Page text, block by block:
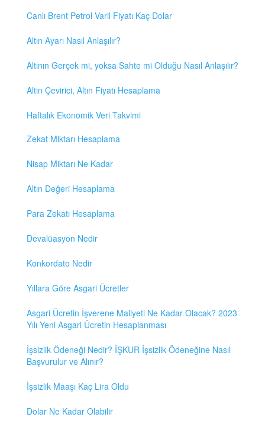
Canlı Brent Petrol Varil Fiyatı Kaç Dolar
Altın Ayarı Nasıl Anlaşılır?
Altının Gerçek mi, yoksa Sahte mi Olduğu Nasıl Anlaşılır?
Altın Çevirici, Altın Fiyatı Hesaplama
Haftalık Ekonomik Veri Takvimi
Zekat Miktarı Hesaplama
Nisap Miktarı Ne Kadar
Altın Değeri Hesaplama
Para Zekatı Hesaplama
Devalüasyon Nedir
Konkordato Nedir
Yıllara Göre Asgari Ücretler
Asgari Ücretin İşverene Maliyeti Ne Kadar Olacak? 2023
Yılı Yeni Asgari Ücretin Hesaplanması
İşsizlik Ödeneği Nedir? İŞKUR İşsizlik Ödeneğine Nasıl
Başvurulur ve Alınır?
İşsizlik Maaşı Kaç Lira Oldu
Dolar Ne Kadar Olabilir